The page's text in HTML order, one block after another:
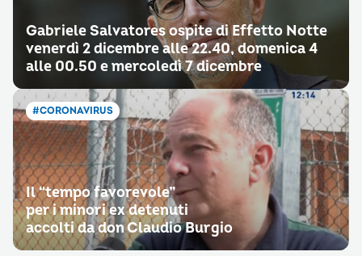
Gabriele Salvatores ospite di Effetto Notte
venerdì 2 dicembre alle 22.40, domenica 4
alle 00.50 e mercoledì 7 dicembre
#CORONAVIRUS
Il “tempo favorevole”
per i minori ex detenuti
accolti da don Claudio Burgio